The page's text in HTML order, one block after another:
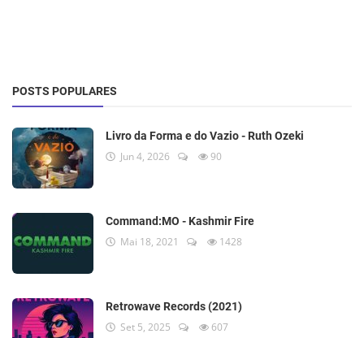
POSTS POPULARES
Livro da Forma e do Vazio - Ruth Ozeki
Jun 4, 2026 90
Command:MO - Kashmir Fire
Mai 18, 2021 1428
Retrowave Records (2021)
Set 5, 2025 607